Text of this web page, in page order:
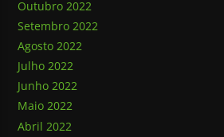
Outubro 2022
Setembro 2022
Agosto 2022
Julho 2022
Junho 2022
Maio 2022
Abril 2022